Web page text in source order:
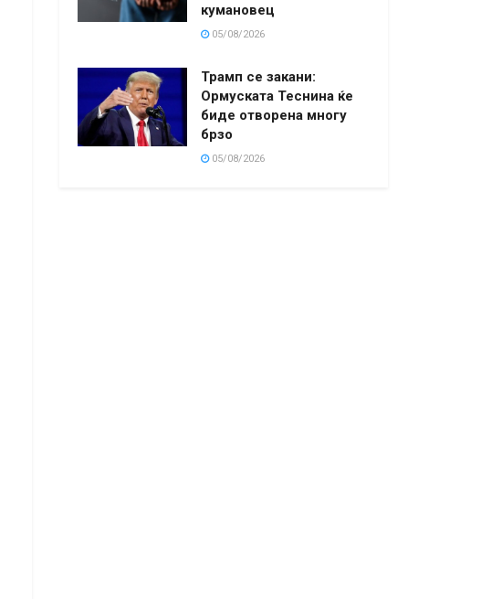
кумановец
05/08/2026
Трамп се закани:
Ормуската Теснина ќе
биде отворена многу
брзо
05/08/2026